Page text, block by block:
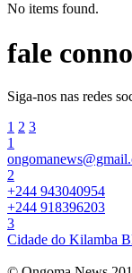
No items found.
fale
Siga-nos nas redes
1 2 3
1
2
+244 943040954
+244 918396203
3
Cidade do Kilamba